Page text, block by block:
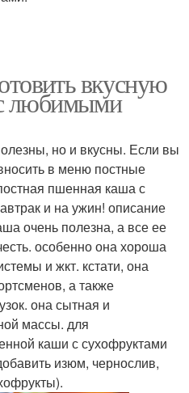
вкусную
любимыми
но и вкусны. Если вы
в меню постные
пшенная каша с
и на ужин! описание
очень полезна, а все ее
особенно она хороша
и жкт. кстати, она
а также
она сытная и
массы. для
каши с сухофруктами
изюм, чернослив,